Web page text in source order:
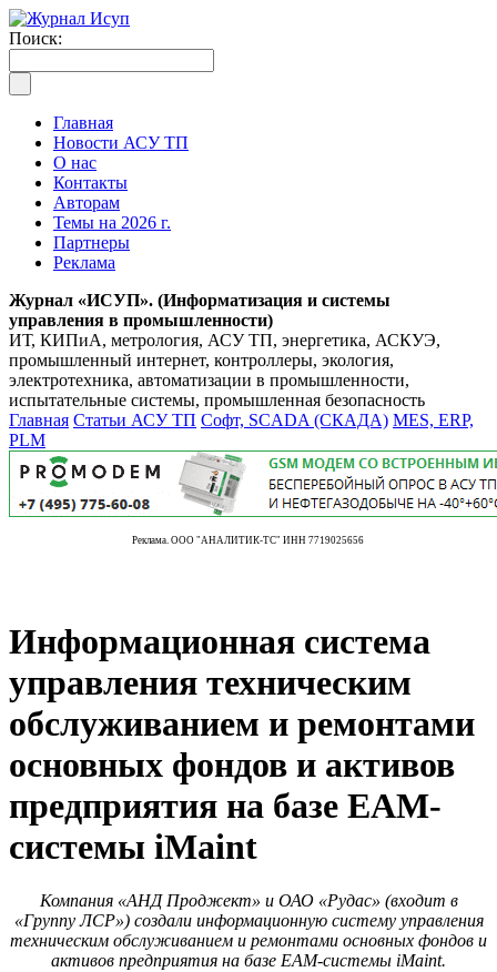
Поиск:
Главная
Новости АСУ ТП
О нас
Контакты
Авторам
Темы на 2026 г.
Партнеры
Реклама
Журнал «ИСУП». (Информатизация и системы
управления в промышленности)
ИТ, КИПиА, метрология, АСУ ТП, энергетика, АСКУЭ,
промышленный интернет, контроллеры, экология,
электротехника, автоматизации в промышленности,
испытательные системы, промышленная безопасность
Главная Статьи АСУ ТП Софт, SCADA (СКАДА) MES, ERP,
PLM
Реклама. ООО "АНАЛИТИК-ТС" ИНН 7719025656
Информационная система
управления техническим
обслуживанием и ремонтами
основных фондов и активов
предприятия на базе ЕАМ-
системы iMaint
Компания «АНД Проджект» и ОАО «Рудас» (входит в
«Группу ЛСР») создали информационную систему управления
техническим обслуживанием и ремонтами основных фондов и
активов предприятия на базе ЕАМ-системы iMaint.